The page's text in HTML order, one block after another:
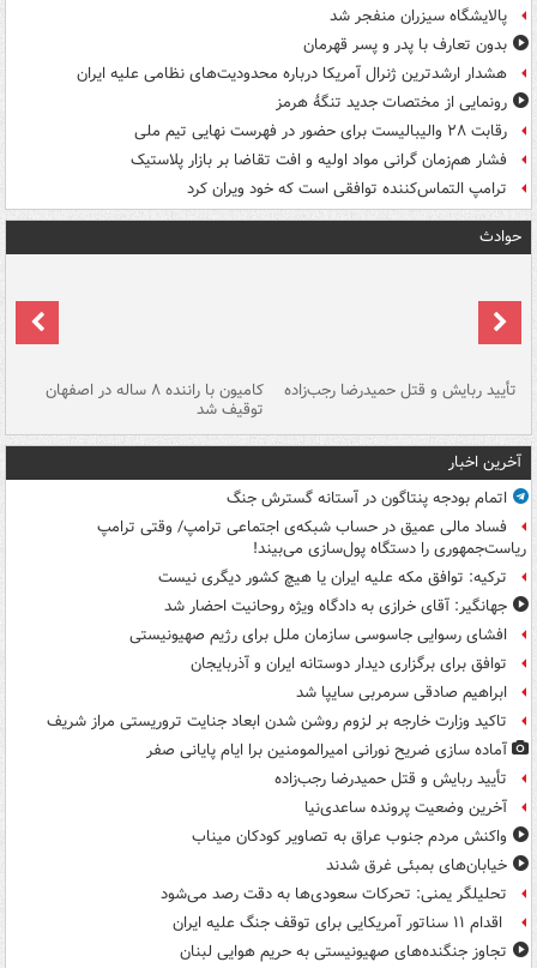
پالایشگاه سیزران منفجر شد
بدون تعارف با پدر و پسر قهرمان
هشدار ارشدترین ژنرال آمریکا درباره محدودیت‌های نظامی علیه ایران
رونمایی از مختصات جدید تنگۀ هرمز
رقابت ۲۸ والیبالیست برای حضور در فهرست نهایی تیم ملی
فشار هم‌زمان گرانی مواد اولیه و افت تقاضا بر بازار پلاستیک
ترامپ التماس‌کننده توافقی است که خود ویران کرد
حوادث
تأیید ربایش و قتل حمیدرضا رجب‌زاده کامیون با راننده ۸ ساله در اصفهان
توقیف شد
آخرین اخبار
اتمام بودجه پنتاگون در آستانه گسترش جنگ
فساد مالی عمیق در حساب شبکه‌ی اجتماعی ترامپ/ وقتی ترامپ
ریاست‌جمهوری را دستگاه پول‌سازی می‌بیند!
ترکیه: توافق مکه علیه ایران یا هیچ کشور دیگری نیست
جهانگیر: آقای خرازی به دادگاه ویژه روحانیت احضار شد
افشای رسوایی جاسوسی سازمان ملل برای رژیم صهیونیستی
توافق برای برگزاری دیدار دوستانه ایران و آذربایجان
ابراهیم صادقی سرمربی سایپا شد
تاکید وزارت خارجه بر لزوم روشن شدن ابعاد جنایت تروریستی مراز شریف
آماده سازی ضریح نورانی امیرالمومنین برا ایام پایانی صفر
تأیید ربایش و قتل حمیدرضا رجب‌زاده
آخرین وضعیت پرونده ساعدی‌نیا
واکنش مردم جنوب عراق به تصاویر کودکان میناب
خیابان‌های بمبئی غرق شدند
تحلیلگر یمنی: تحرکات سعودی‌ها به دقت رصد می‌شود
اقدام ۱۱ سناتور آمریکایی برای توقف جنگ علیه ایران
تجاوز جنگنده‌های صهیونیستی به حریم هوایی لبنان